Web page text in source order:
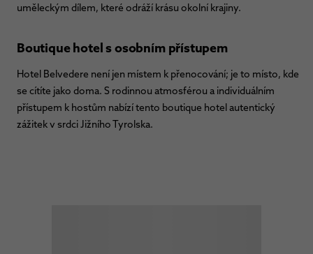
uměleckým dílem, které odráží krásu okolní krajiny.
Boutique hotel s osobním přístupem
Hotel Belvedere není jen místem k přenocování; je to místo, kde
se cítíte jako doma. S rodinnou atmosférou a individuálním
přístupem k hostům nabízí tento boutique hotel autentický
zážitek v srdci Jižního Tyrolska.